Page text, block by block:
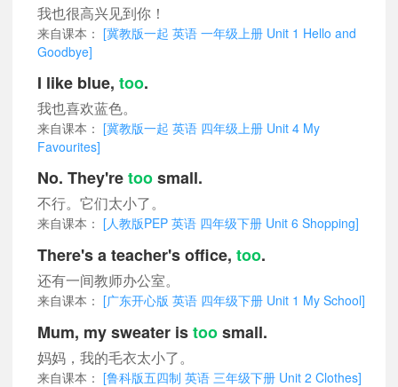
我也很高兴见到你！
来自课本： [冀教版一起 英语 一年级上册 Unit 1 Hello and
Goodbye]
I like blue, too.
我也喜欢蓝色。
来自课本： [冀教版一起 英语 四年级上册 Unit 4 My
Favourites]
No. They'retoosmall.
不行。它们太小了。
来自课本： [人教版PEP 英语 四年级下册 Unit 6 Shopping]
There's a teacher's office, too.
还有一间教师办公室。
来自课本： [广东开心版 英语 四年级下册 Unit 1 My School]
Mum, my sweater istoosmall.
妈妈，我的毛衣太小了。
来自课本： [鲁科版五四制 英语 三年级下册 Unit 2 Clothes]